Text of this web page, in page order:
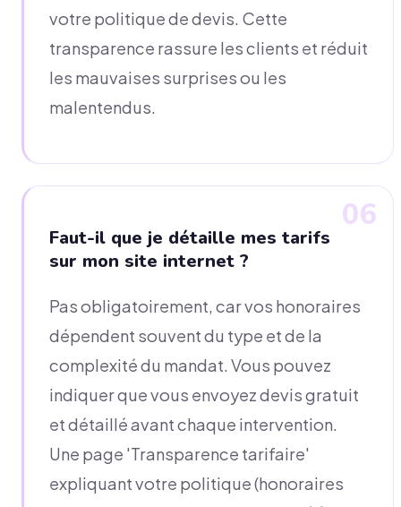
votre politique de devis. Cette
transparence rassure les clients et réduit
les mauvaises surprises ou les
malentendus.
06
Faut-il que je détaille mes tarifs
sur mon site internet ?
Pas obligatoirement, car vos honoraires
dépendent souvent du type et de la
complexité du mandat. Vous pouvez
indiquer que vous envoyez devis gratuit
et détaillé avant chaque intervention.
Une page 'Transparence tarifaire'
expliquant votre politique (honoraires